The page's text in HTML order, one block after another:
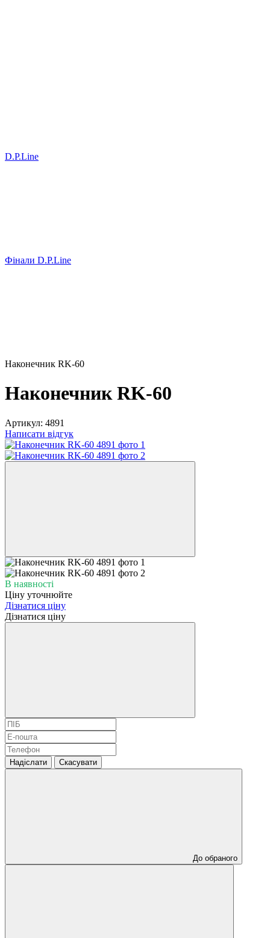
D.P.Line
Фінали D.P.Line
Наконечник RK-60
Наконечник RK-60
Артикул: 4891
Написати відгук
В наявності
Ціну уточнюйте
Дізнатися ціну
Дізнатися ціну
Надіслати Скасувати
До обраного